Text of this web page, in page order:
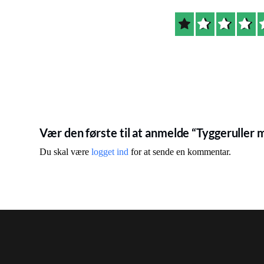
Vær den første til at anmelde “Tyggeruller
Du skal værelogget ind for at sende en kommentar.